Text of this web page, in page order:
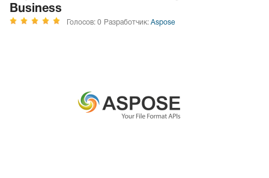
Business
Голосов: 0 Разработчик: Aspose